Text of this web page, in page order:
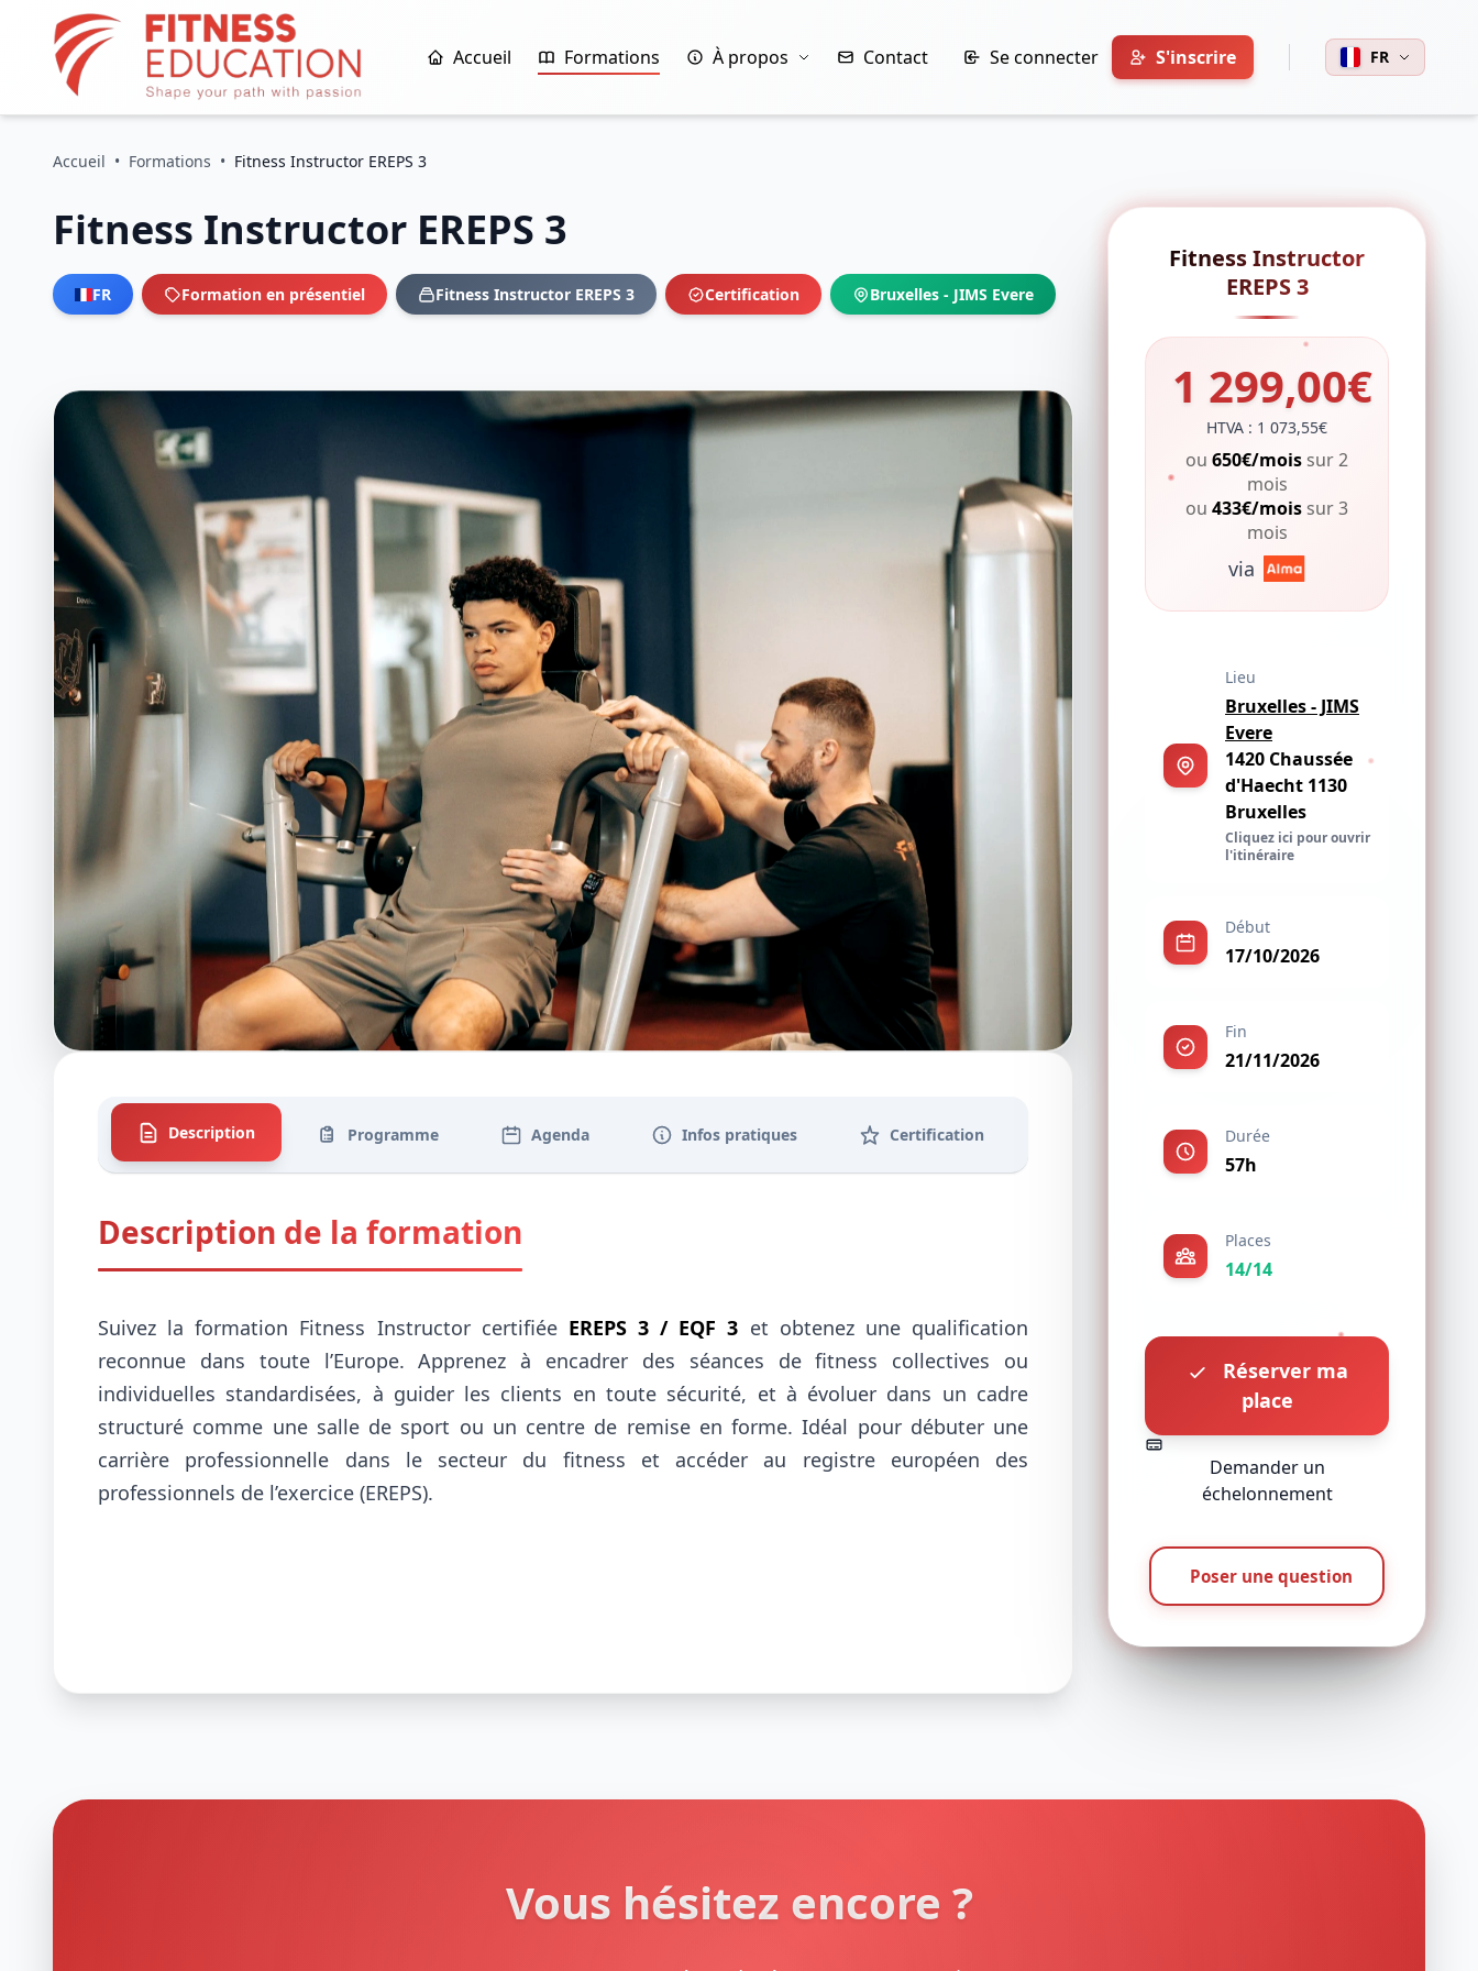
Accueil Formations À propos Contact Se connecter S'inscrire FR
Accueil • Formations • Fitness Instructor EREPS 3
Fitness Instructor EREPS 3
FR Formation en présentiel Fitness Instructor EREPS 3 Certification Bruxelles - JIMS Evere
Description Programme Agenda Infos pratiques Certification
Description de la formation
Suivez la formation Fitness Instructor certifiée EREPS 3 / EQF 3 et obtenez une qualification
reconnue dans toute l’Europe. Apprenez à encadrer des séances de fitness collectives ou
individuelles standardisées, à guider les clients en toute sécurité, et à évoluer dans un cadre
structuré comme une salle de sport ou un centre de remise en forme. Idéal pour débuter une
carrière professionnelle dans le secteur du fitness et accéder au registre européen des
professionnels de l’exercice (EREPS).
Fitness Instructor
EREPS 3
1 299,00€
HTVA : 1 073,55€
ou 650€/mois sur 2
mois
ou 433€/mois sur 3
mois
via
Lieu
Bruxelles - JIMS
Evere
1420 Chaussée
d'Haecht 1130
Bruxelles
Cliquez ici pour ouvrir
l'itinéraire
Début
17/10/2026
Fin
21/11/2026
Durée
57h
Places
14/14
Réserver ma
place
Demander un
échelonnement
Poser une question
Vous hésitez encore ?